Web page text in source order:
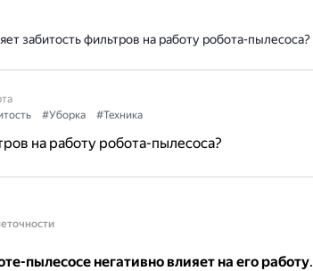
забитость фильтров на работу робота-пылесоса?
#Уборка #Техника
на работу робота-пылесоса?
пылесосе негативно влияет на его работу.